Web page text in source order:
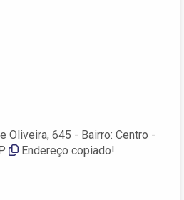
Oliveira, 645 - Bairro: Centro -
Endereço copiado!